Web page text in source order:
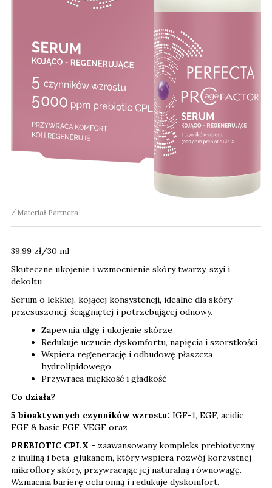
Materiał Partnera
39,99 zł/30 ml
Skuteczne ukojenie i wzmocnienie skóry twarzy, szyi i
dekoltu
Serum o lekkiej, kojącej konsystencji, idealne dla skóry
przesuszonej, ściągniętej i potrzebującej odnowy.
Zapewnia ulgę i ukojenie skórze
Redukuje uczucie dyskomfortu, napięcia i szorstkości
Wspiera regenerację i odbudowę płaszcza
hydrolipidowego
Przywraca miękkość i gładkość
Co działa?
5 bioaktywnych czynników wzrostu: IGF-1, EGF, acidic
FGF & basic FGF, VEGF oraz
PREBIOTIC CPLX - zaawansowany kompleks prebiotyczny
z inuliną i beta-glukanem, który wspiera rozwój korzystnej
mikroflory skóry, przywracając jej naturalną równowagę.
Wzmacnia barierę ochronną i redukuje dyskomfort.